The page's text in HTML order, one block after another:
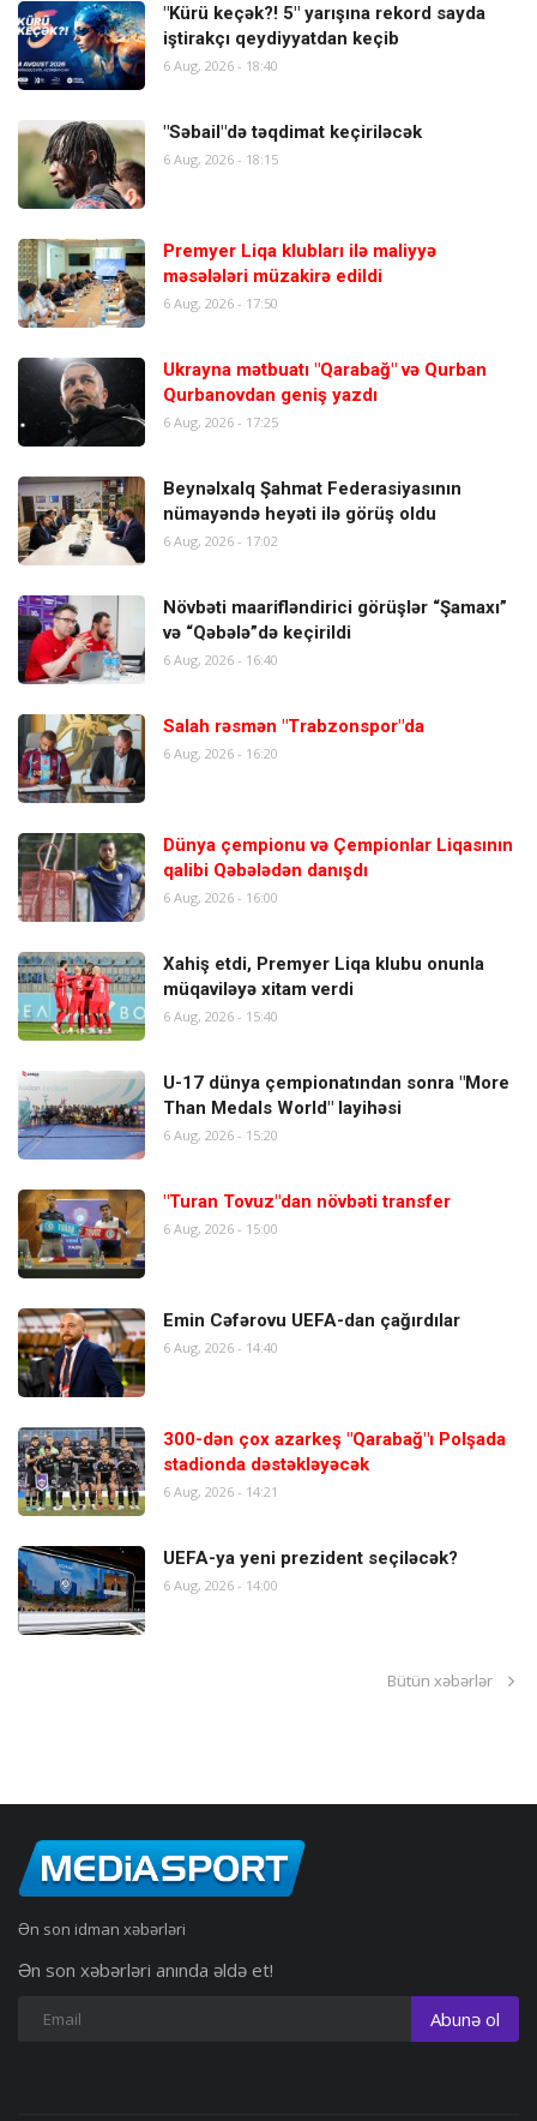
"Kürü keçək?! 5" yarışına rekord sayda
iştirakçı qeydiyyatdan keçib
6 Aug, 2026 - 18:40
"Səbail"də təqdimat keçiriləcək
6 Aug, 2026 - 18:15
Premyer Liqa klubları ilə maliyyə
məsələləri müzakirə edildi
6 Aug, 2026 - 17:50
Ukrayna mətbuatı "Qarabağ" və Qurban
Qurbanovdan geniş yazdı
6 Aug, 2026 - 17:25
Beynəlxalq Şahmat Federasiyasının
nümayəndə heyəti ilə görüş oldu
6 Aug, 2026 - 17:02
Növbəti maarifləndirici görüşlər “Şamaxı”
və “Qəbələ”də keçirildi
6 Aug, 2026 - 16:40
Salah rəsmən "Trabzonspor"da
6 Aug, 2026 - 16:20
Dünya çempionu və Çempionlar Liqasının
qalibi Qəbələdən danışdı
6 Aug, 2026 - 16:00
Xahiş etdi, Premyer Liqa klubu onunla
müqaviləyə xitam verdi
6 Aug, 2026 - 15:40
U-17 dünya çempionatından sonra "More
Than Medals World" layihəsi
6 Aug, 2026 - 15:20
"Turan Tovuz"dan növbəti transfer
6 Aug, 2026 - 15:00
Emin Cəfərovu UEFA-dan çağırdılar
6 Aug, 2026 - 14:40
300-dən çox azarkeş "Qarabağ"ı Polşada
stadionda dəstəkləyəcək
6 Aug, 2026 - 14:21
UEFA-ya yeni prezident seçiləcək?
6 Aug, 2026 - 14:00
Bütün xəbərlər
Ən son idman xəbərləri
Ən son xəbərləri anında əldə et!
Abunə ol